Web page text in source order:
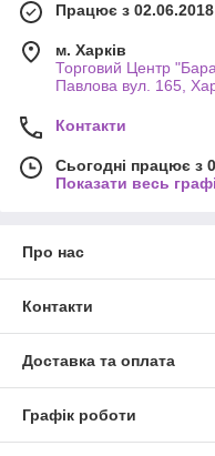
Працює з 02.06.2018
м. Харків
Торговий Центр
Павлова вул. 165,
Контакти
Сьогодні працює з
Показати весь
Про нас
Контакти
Доставка та оплата
Графік роботи